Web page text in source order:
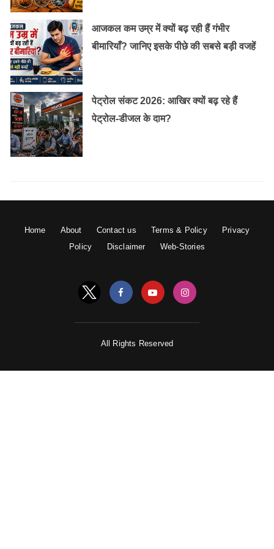
आजकल कम उम्र में क्यों बढ़ रही हैं गंभीर
बीमारियाँ? जानिए इसके पीछे की सबसे बड़ी वजहें
पेट्रोल संकट 2026: आखिर क्यों बढ़ रहे हैं
पेट्रोल-डीजल के दाम?
Home About Contact us Terms & Policy
Privacy
Policy
Disclaimer Web-Stories
All Rights Reserved